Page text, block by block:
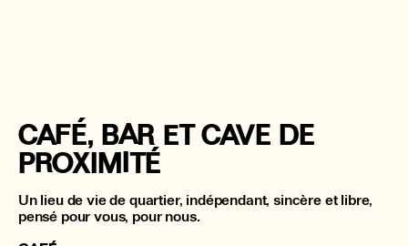
CAFÉ, BAR ET CAVE DE
PROXIMITÉ
Un lieu de vie de quartier, indépendant, sincère et libre,
pensé pour vous, pour nous.